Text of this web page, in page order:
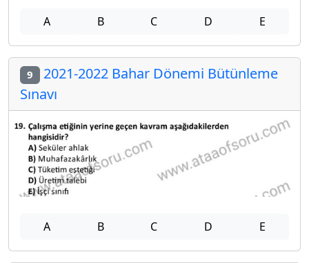
A B C D E
9 2021-2022 Bahar Dönemi Bütünleme
Sınavı
A B C D E